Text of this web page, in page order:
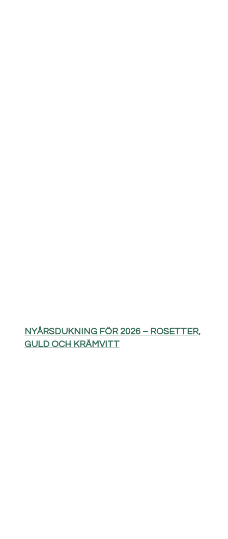
NYÅRSDUKNING FÖR 2026 – ROSETTER,
GULD OCH KRÄMVITT